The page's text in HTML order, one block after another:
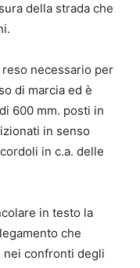
della strada che
reso necessario per
di marcia ed è
600 mm. posti in
in senso
in c.a. delle
in testo la
che
nei confronti degli